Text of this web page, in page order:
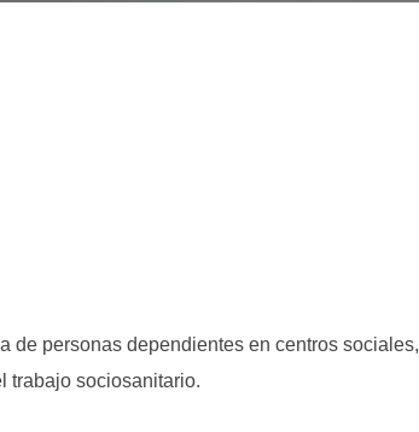
de personas dependientes en centros sociales,
trabajo sociosanitario.